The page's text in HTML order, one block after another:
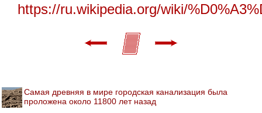
https://ru.wikipedia.org/wiki/
Самая древняя в мире городская канализация была
проложена около 11800 лет назад